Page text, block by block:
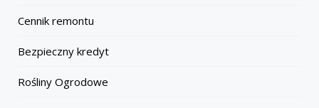
Cennik remontu
Bezpieczny kredyt
Rośliny Ogrodowe